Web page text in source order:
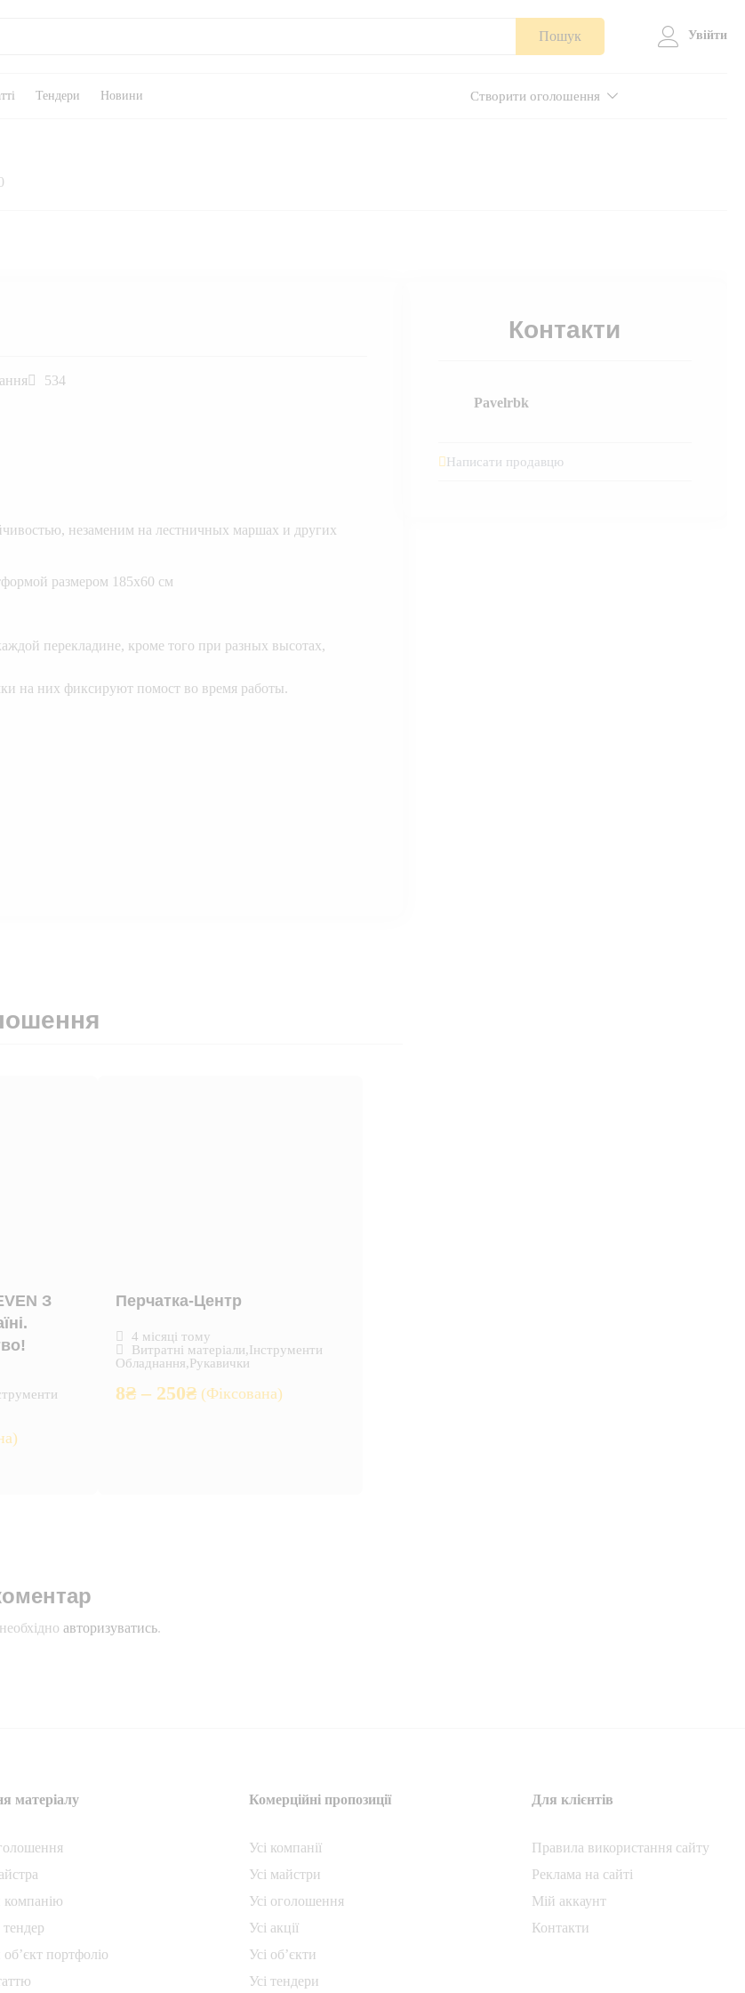
Пошук Увійти
Створити оголошення
Тендери Новини
534
незаменим на лестничных маршах и других
размером 185х60 см
перекладине, кроме того при разных высотах,
на них фиксируют помост во время работы.
З
Перчатка-Центр
4 місяці тому
Витратні матеріали,Інструменти
Обладнання,Рукавички
8₴ – 250₴ (Фіксована)
авторизуватись.
Контакти
Pavelrbk
Написати продавцю
матеріалу
компанiю
портфоліо
Комерційні пропозиції
Усі компанії
Усі майстри
Усі оголошення
Усі акції
Усі об’єкти
Усі тендери
Для клієнтів
Правила використання сайту
Реклама на сайті
Мій аккаунт
Контакти